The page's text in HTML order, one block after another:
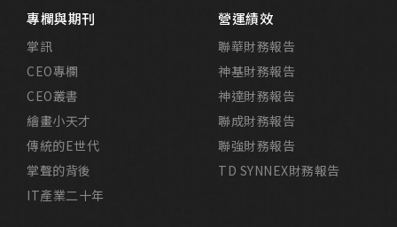
專欄與期刊
掌訊
CEO專欄
CEO叢書
繪畫小天才
傳統的E世代
掌聲的背後
IT產業二十年
營運績效
聯華財務報告
神基財務報告
神達財務報告
聯成財務報告
聯強財務報告
TD SYNNEX財務報告